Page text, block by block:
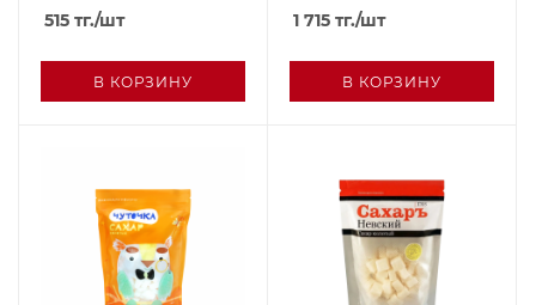
515 тг./шт
В КОРЗИНУ
1 715 тг./шт
В КОРЗИНУ